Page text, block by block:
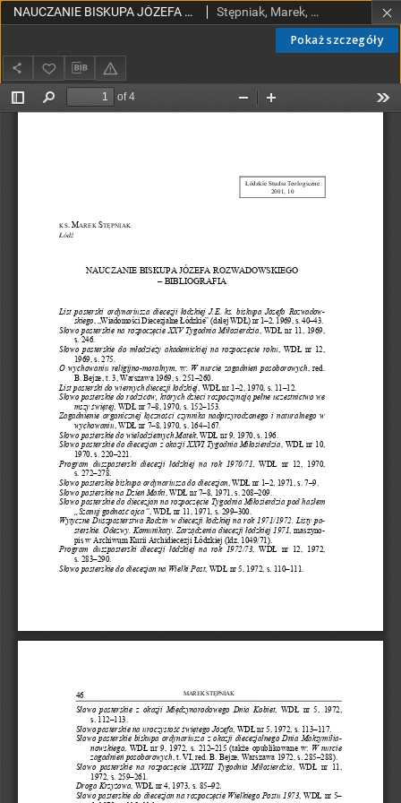
Pokaż szczegóły
NAUCZANIE BISKUPA JÓZEFA ROZWADOWSKIEGO– BIBLIOGRAFIA Stępniak, Marek, ks.